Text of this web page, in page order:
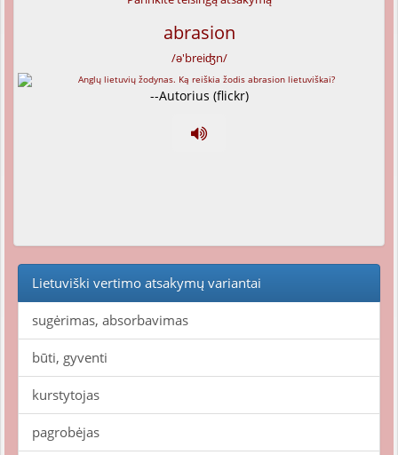
abrasion
/ə'breiʤn/
--Autorius (flickr)
Lietuviški vertimo atsakymų variantai
sugėrimas, absorbavimas
būti, gyventi
kurstytojas
pagrobėjas